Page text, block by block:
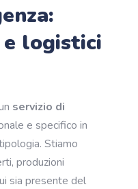
logistici
servizio di
e specifico in
Stiamo
produzioni
sia presente del